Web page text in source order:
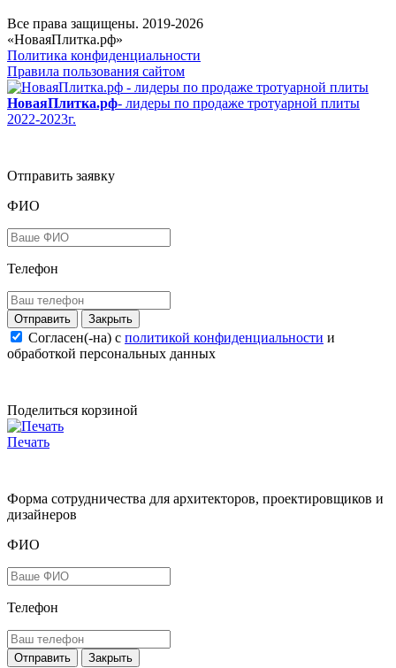
Все права защищены. 2019-2026
«НоваяПлитка.рф»
Политика конфиденциальности
Правила пользования сайтом
НоваяПлитка.рф- лидеры по продаже тротуарной плиты
2022-2023г.
Отправить заявку
ФИО
Телефон
Закрыть
Согласен(-на) c политикой конфиденциальности и
обработкой персональных данных
Поделиться корзиной
Печать
Форма сотрудничества для архитекторов, проектировщиков и
дизайнеров
ФИО
Телефон
Закрыть